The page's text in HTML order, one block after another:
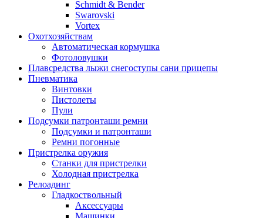
Schmidt & Bender
Swarovski
Vortex
Охотхозяйствам
Автоматическая кормушка
Фотоловушки
Плавсредства лыжи снегоступы сани прицепы
Пневматика
Винтовки
Пистолеты
Пули
Подсумки патронташи ремни
Подсумки и патронташи
Ремни погонные
Пристрелка оружия
Станки для пристрелки
Холодная пристрелка
Релоадинг
Гладкоствольный
Аксессуары
Машинки